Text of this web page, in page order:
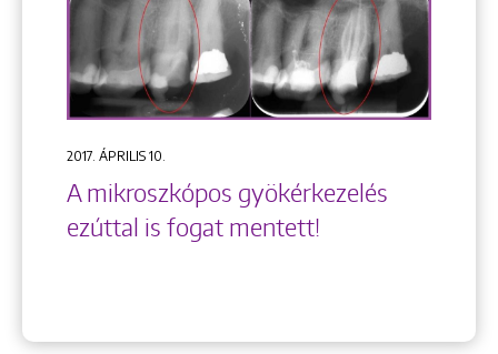
2017. ÁPRILIS 10.
A mikroszkópos gyökérkezelés
ezúttal is fogat mentett!